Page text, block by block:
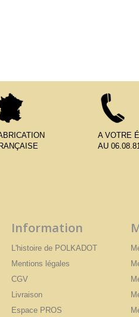
A VOTRE
AU
Information
L'histoire de POLKADOT
Mentions légales
CGV
Livraison
Espace PROS